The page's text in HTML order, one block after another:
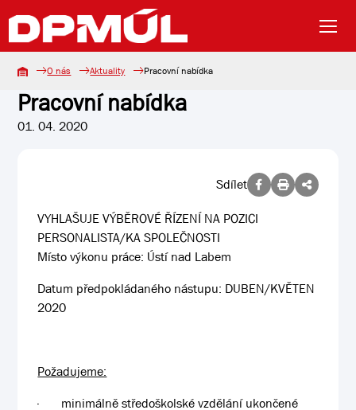
O nás Aktuality Pracovní nabídka
Pracovní nabídka
01. 04. 2020
Sdílet
VYHLAŠUJE VÝBĚROVÉ ŘÍZENÍ NA POZICI
PERSONALISTA/KA SPOLEČNOSTI
Místo výkonu práce: Ústí nad Labem
Datum předpokládaného nástupu: DUBEN/KVĚTEN
2020
Požadujeme:
·
minimálně středoškolské vzdělání ukončené